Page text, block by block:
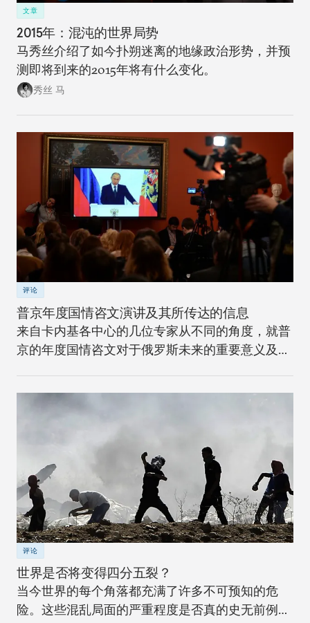
文章
2015年：混沌的世界局势
马秀丝介绍了如今扑朔迷离的地缘政治形势，并预
测即将到来的2015年将有什么变化。
秀丝 马
评论
普京年度国情咨文演讲及其所传达的信息
来自卡内基各中心的几位专家从不同的角度，就普
京的年度国情咨文对于俄罗斯未来的重要意义及其
评论
世界是否将变得四分五裂？
当今世界的每个角落都充满了许多不可预知的危
险。这些混乱局面的严重程度是否真的史无前例？